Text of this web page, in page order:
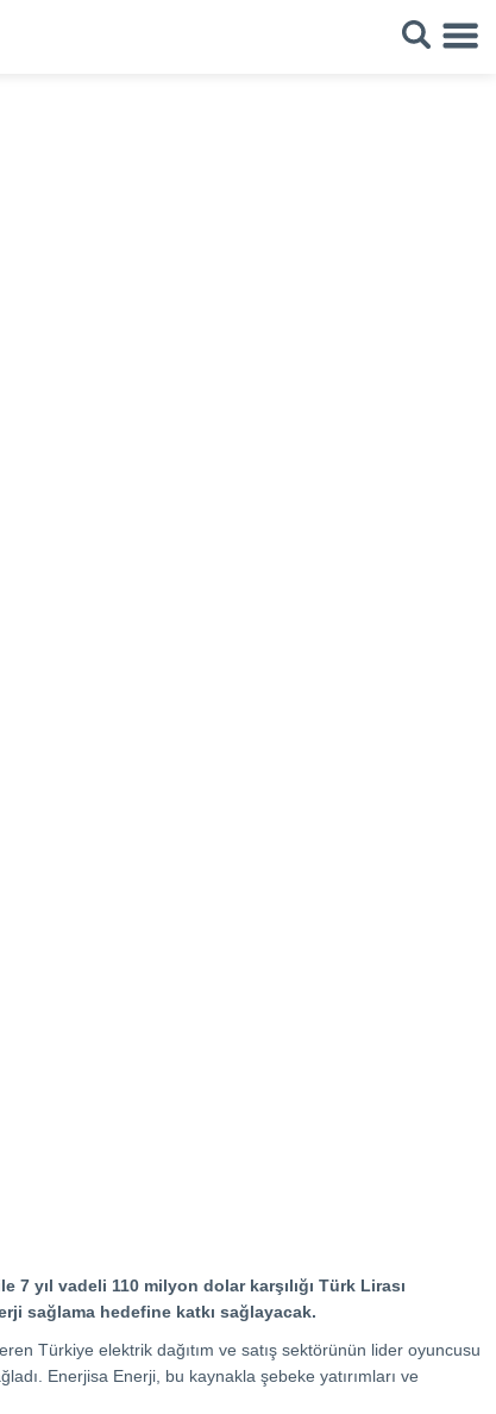
yıl vadeli 110 milyon dolar karşılığı Türk Lirası
sağlama hedefine katkı sağlayacak.
Türkiye elektrik dağıtım ve satış sektörünün lider oyuncusu
Enerjisa Enerji, bu kaynakla şebeke yatırımları ve